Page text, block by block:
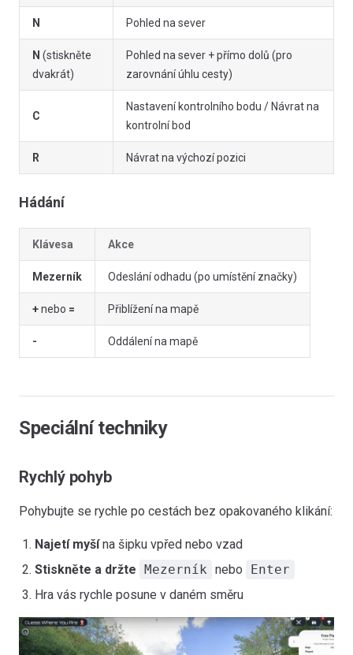
N Pohled na sever
N (stiskněte
dvakrát)
Pohled na sever + přímo dolů (pro
zarovnání úhlu cesty)
C
Nastavení kontrolního bodu / Návrat na
kontrolní bod
R Návrat na výchozí pozici
Hádání
Klávesa Akce
Mezerník Odeslání odhadu (po umístění značky)
+nebo = Přiblížení na mapě
- Oddálení na mapě
Speciální techniky
Rychlý pohyb
Pohybujte se rychle po cestách bez opakovaného klikání:
Najetí myšína šipku vpřed nebo vzad
Stiskněte a držte Mezerník nebo
Enter
Hra vás rychle posune v daném směru